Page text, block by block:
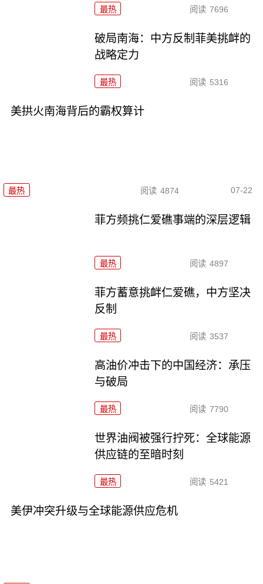
最热 阅读 7696
破局南海：中方反制菲美挑衅的
战略定力
最热 阅读 5316
美拱火南海背后的霸权算计
最热 阅读 4874 07-22
菲方频挑仁爱礁事端的深层逻辑
最热 阅读 4897
菲方蓄意挑衅仁爱礁，中方坚决
反制
最热 阅读 3537
高油价冲击下的中国经济：承压
与破局
最热 阅读 7790
世界油阀被强行拧死：全球能源
供应链的至暗时刻
最热 阅读 5421
美伊冲突升级与全球能源供应危机